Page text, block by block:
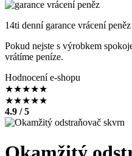
14ti denní garance vrácení peněz
Pokud nejste s výrobkem
vrátíme peníze.
Hodnocení e-shopu
★★★★★
★★★★★
4.9 / 5